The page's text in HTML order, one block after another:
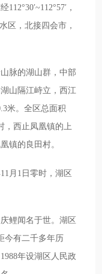
，
区，北接四会市，
脉的湖山群，中部
山隔江峙立，西江
米。全区总面积
，西止凤凰镇的上
镇的良田村。
月1日零时，湖区
鲤闻名于世。湖区
今有二千多年历
年设湖区人民政